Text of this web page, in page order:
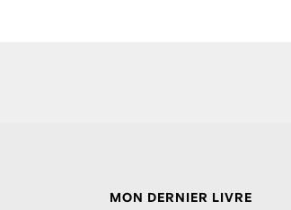
MON DERNIER LIVRE